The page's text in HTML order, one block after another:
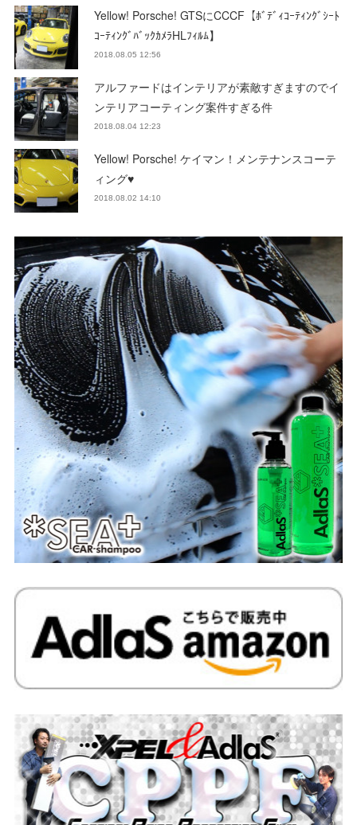
Yellow! Porsche! GTSにCCCF【ﾎﾞﾃﾞｨｺｰﾃｨﾝｸﾞｼｰﾄ
ｺｰﾃｨﾝｸﾞﾊﾞｯｸｶﾒﾗHLﾌｨﾙﾑ】
2018.08.05 12:56
アルファードはインテリアが素敵すぎますのでイ
ンテリアコーティング案件すぎる件
2018.08.04 12:23
Yellow! Porsche! ケイマン！メンテナンスコーテ
ィング♥
2018.08.02 14:10